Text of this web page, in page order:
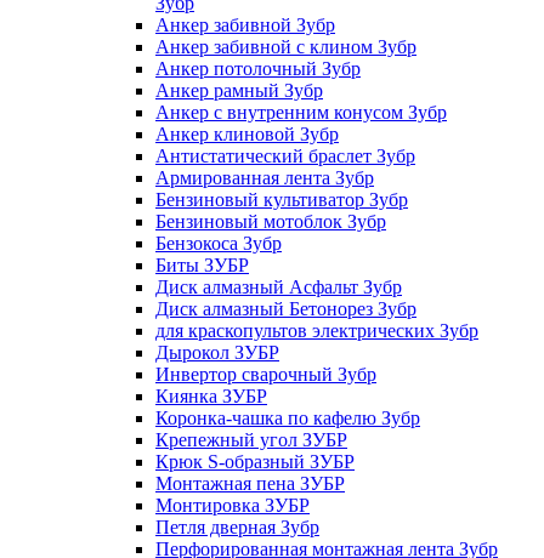
Анкер забивной Зубр
Анкер забивной с клином Зубр
Анкер потолочный Зубр
Анкер рамный Зубр
Анкер с внутренним конусом Зубр
Анкер клиновой Зубр
Антистатический браслет Зубр
Армированная лента Зубр
Бензиновый культиватор Зубр
Бензиновый мотоблок Зубр
Бензокоса Зубр
Биты ЗУБР
Диск алмазный Асфальт Зубр
Диск алмазный Бетонорез Зубр
для краскопультов электрических Зубр
Дырокол ЗУБР
Инвертор сварочный Зубр
Киянка ЗУБР
Коронка-чашка по кафелю Зубр
Крепежный угол ЗУБР
Крюк S-образный ЗУБР
Монтажная пена ЗУБР
Монтировка ЗУБР
Петля дверная Зубр
Перфорированная монтажная лента Зубр